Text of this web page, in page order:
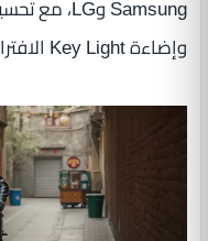
وإضاءة Key Light الافتراضية.